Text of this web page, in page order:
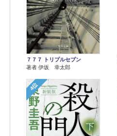
７７７ トリプルセブン
著者 伊坂 幸太郎
4位